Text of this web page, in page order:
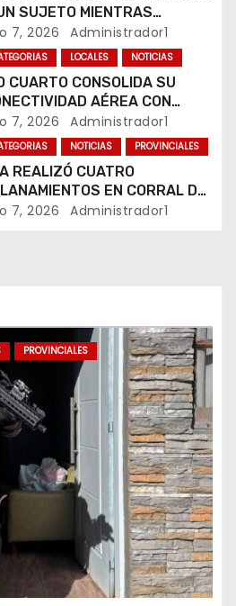
SUJETO MIENTRAS
COCAÍNA Y
EN UNA PLAZA
7, 2026 Administrador1
LOCALES NOTICIAS
CUARTO CONSOLIDA SU
AÉREA CON
VUELOS SEMANALES A
AIRES
7, 2026 Administrador1
NOTICIAS PROVINCIALES
REALIZÓ CUATRO
EN CORRAL DE
IFFLINGER
7, 2026 Administrador1
PROVINCIALES